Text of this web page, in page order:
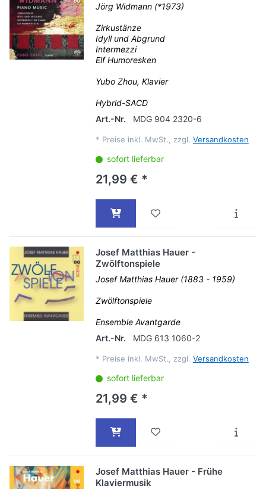
Jörg Widmann (*1973)
Zirkustänze
Idyll und Abgrund
Intermezzi
Elf Humoresken
Yubo Zhou, Klavier
Hybrid-SACD
Art.-Nr.
MDG 904 2320-6
* Preise inkl. MwSt., zzgl. Versandkosten
sofort lieferbar
21,99 € *
Josef Matthias Hauer -
Zwölftonspiele
Josef Matthias Hauer (1883 - 1959)
Zwölftonspiele
Ensemble Avantgarde
Art.-Nr.
MDG 613 1060-2
* Preise inkl. MwSt., zzgl. Versandkosten
sofort lieferbar
21,99 € *
Josef Matthias Hauer - Frühe
Klaviermusik